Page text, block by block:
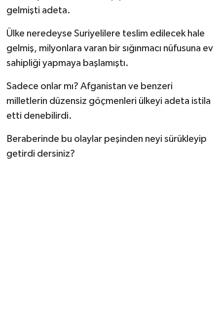
gelmişti adeta.
Ülke neredeyse Suriyelilere teslim edilecek hale
gelmiş, milyonlara varan bir sığınmacı nüfusuna ev
sahipliği yapmaya başlamıştı.
Sadece onlar mı? Afganistan ve benzeri
milletlerin düzensiz göçmenleri ülkeyi adeta istila
etti denebilirdi.
Beraberinde bu olaylar peşinden neyi sürükleyip
getirdi dersiniz?